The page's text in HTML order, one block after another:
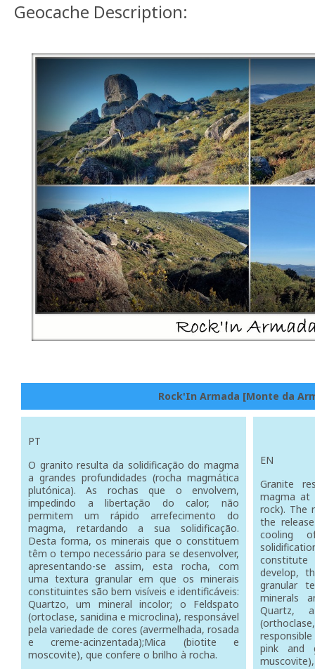
Geocache Description:
Rock'In Armada [Monte da
PT
O granito resulta da solidificação do magma
a grandes profundidades (rocha magmática
plutónica). As rochas que o envolvem,
impedindo a libertação do calor, não
permitem um rápido arrefecimento do
magma, retardando a sua solidificação.
Desta forma, os minerais que o constituem
têm o tempo necessário para se desenvolver,
apresentando-se assim, esta rocha, com
uma textura granular em que os minerais
constituintes são bem visíveis e identificáveis:
Quartzo, um mineral incolor; o Feldspato
(ortoclase, sanidina e microclina), responsável
pela variedade de cores (avermelhada, rosada
e creme-acinzentada);Mica (biotite e
moscovite), que confere o brilho à rocha.
EN
Granite
magma at
rock). The
the
cooling
develop,
granular
minerals
Quartz,
pink and